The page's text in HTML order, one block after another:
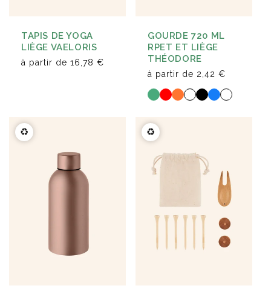
TAPIS DE YOGA
LIÈGE VAELORIS
à partir de 16,78 €
GOURDE 720 ML
RPET ET LIÈGE
THÉODORE
à partir de 2,42 €
♻️ ♻️